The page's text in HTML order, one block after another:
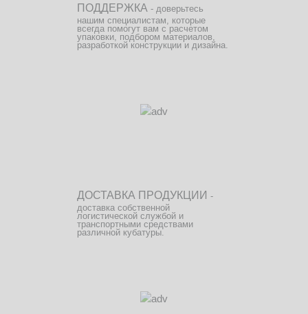
ПОДДЕРЖКА - доверьтесь
нашим специалистам, которые
всегда помогут вам с расчетом
упаковки, подбором материалов,
разработкой конструкции и дизайна.
ДОСТАВКА ПРОДУКЦИИ -
доставка собственной
логистической службой и
транспортными средствами
различной кубатуры.